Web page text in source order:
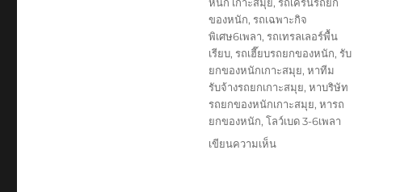
ของหนัก, รถเฉพาะกิจ
พิเศษ6เพลา, รถเทรลเลอร์พื้น
เรียบ, รถเฮี๊ยบรถยกของหนัก, รับ
ยกของหนักเกาะสมุย, หาทีม
รับจ้างรถยกเกาะสมุย, หาบริษัท
รถยกของหนักเกาะสมุย, หารถ
ยกของหนัก, โลว์เบด 3-6เพลา
เขียนความเห็นบน